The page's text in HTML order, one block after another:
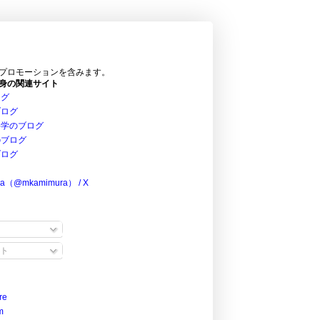
ロモーションを含みます。
の関連サイト
グ
のブログ
ログ
グ
（@mkamimura） / X